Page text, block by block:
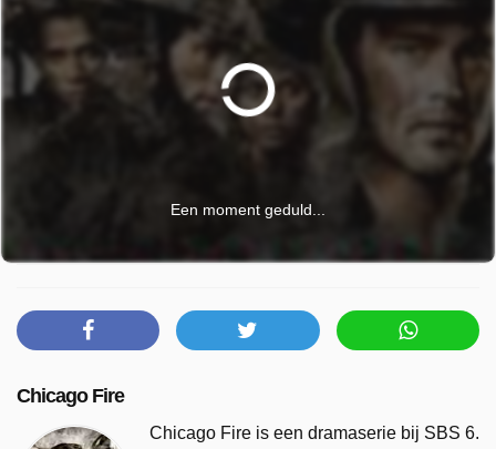
Een moment geduld...
Chicago Fire
Chicago Fire is een dramaserie bij SBS 6.